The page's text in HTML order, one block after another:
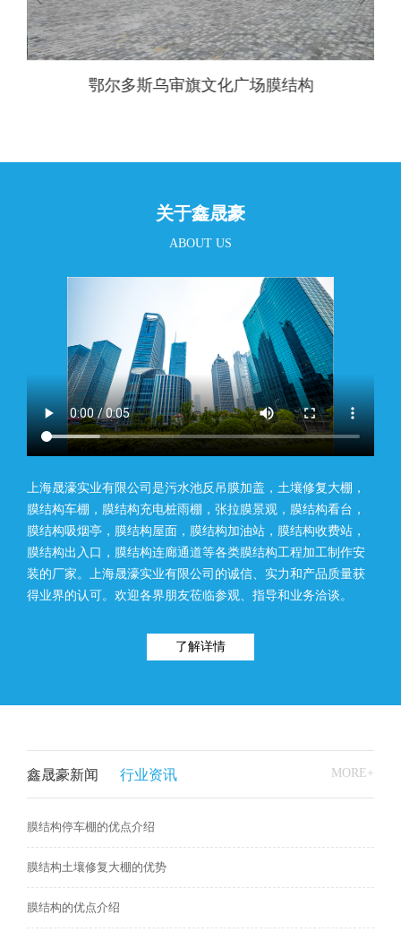
鄂尔多斯乌审旗文化广场膜结构
关于鑫晟豪
ABOUT US
上海晟濠实业有限公司是污水池反吊膜加盖，土壤修复大棚，
膜结构车棚，膜结构充电桩雨棚，张拉膜景观，膜结构看台，
膜结构吸烟亭，膜结构屋面，膜结构加油站，膜结构收费站，
膜结构出入口，膜结构连廊通道等各类膜结构工程加工制作安
装的厂家。上海晟濠实业有限公司的诚信、实力和产品质量获
得业界的认可。欢迎各界朋友莅临参观、指导和业务洽谈。
了解详情
鑫晟豪新闻 行业资讯 MORE+
膜结构停车棚的优点介绍
膜结构土壤修复大棚的优势
膜结构的优点介绍